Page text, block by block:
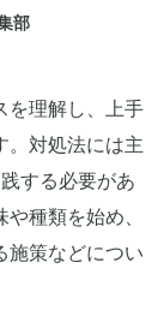
部
を理解し、上手
。対処法には主
する必要があ
種類を始め、
施策などについ